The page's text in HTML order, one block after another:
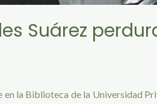
Suárez
la Biblioteca de la Universidad